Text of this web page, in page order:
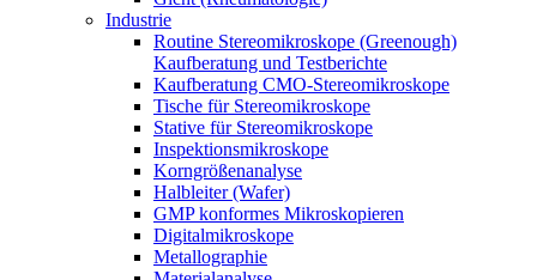
Industrie
Routine Stereomikroskope (Greenough)
Kaufberatung und Testberichte
Kaufberatung CMO-Stereomikroskope
Tische für Stereomikroskope
Stative für Stereomikroskope
Inspektionsmikroskope
Korngrößenanalyse
Halbleiter (Wafer)
GMP konformes Mikroskopieren
Digitalmikroskope
Metallographie